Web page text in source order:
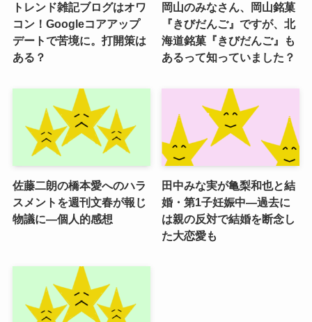
トレンド雑記ブログはオワ
コン！Googleコアアップ
デートで苦境に。打開策は
ある？
岡山のみなさん、岡山銘菓
『きびだんご』ですが、北
海道銘菓『きびだんご』も
あるって知っていました？
佐藤二朗の橋本愛へのハラ
スメントを週刊文春が報じ
物議に―個人的感想
田中みな実が亀梨和也と結
婚・第1子妊娠中―過去に
は親の反対で結婚を断念し
た大恋愛も